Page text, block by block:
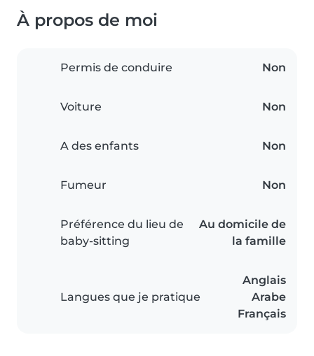
À propos de moi
Permis de conduire Non
Voiture Non
A des enfants Non
Fumeur Non
Préférence du lieu de
baby-sitting
Au domicile de
la famille
Langues que je pratique
Anglais
Arabe
Français